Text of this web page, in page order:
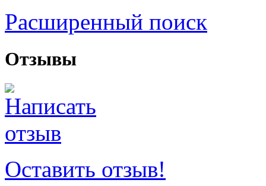
Расширенный поиск
Отзывы
Оставить отзыв!